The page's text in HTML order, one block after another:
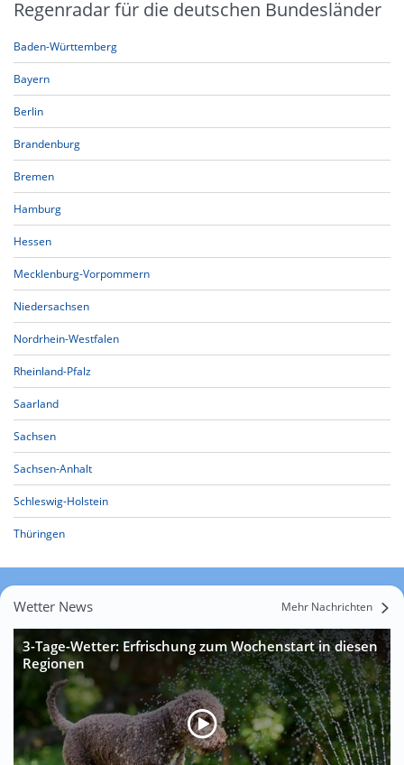
Regenradar für die deutschen Bundesländer
Baden-Württemberg
Bayern
Berlin
Brandenburg
Bremen
Hamburg
Hessen
Mecklenburg-Vorpommern
Niedersachsen
Nordrhein-Westfalen
Rheinland-Pfalz
Saarland
Sachsen
Sachsen-Anhalt
Schleswig-Holstein
Thüringen
Wetter News Mehr Nachrichten
3-Tage-Wetter: Erfrischung zum Wochenstart in diesen
Regionen